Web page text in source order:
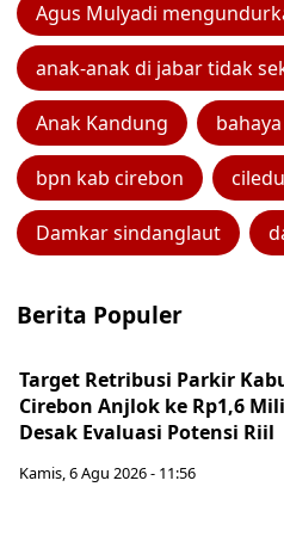
Agus Mulyadi
anak-anak di jabar tidak
Anak Kandung
bpn kab cirebon
Damkar sindanglaut
Berita Populer
Target Retribusi Parkir
Cirebon Anjlok ke Rp1,6
Desak Evaluasi Potensi Riil
Kamis, 6 Agu 2026 - 11:56